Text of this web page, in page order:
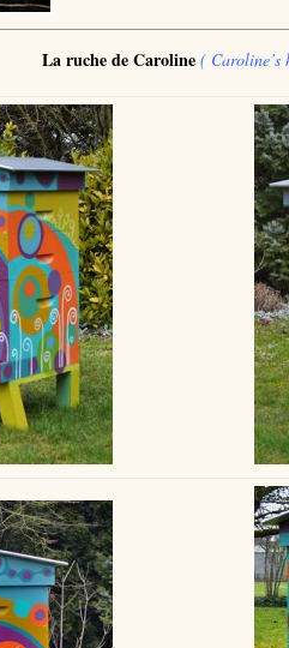
La ruche de Caroline (